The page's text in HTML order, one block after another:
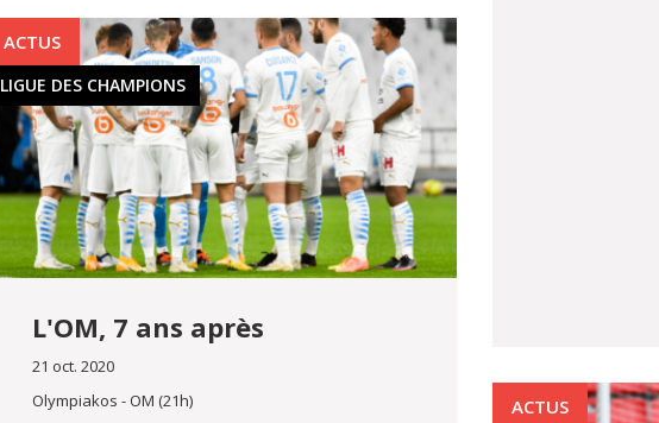
ACTUS
LIGUE DES CHAMPIONS
L'OM, 7 ans après
21 oct. 2020
Olympiakos - OM (21h)
ACTUS